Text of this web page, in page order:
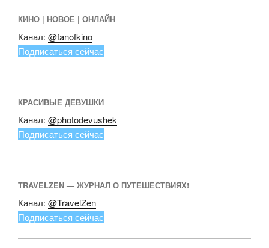
КИНО | НОВОЕ | ОНЛАЙН
Канал: @fanofkino
Подписаться сейчас
КРАСИВЫЕ ДЕВУШКИ
Канал: @photodevushek
Подписаться сейчас
TRAVELZEN — ЖУРНАЛ О ПУТЕШЕСТВИЯХ!
Канал: @TravelZen
Подписаться сейчас